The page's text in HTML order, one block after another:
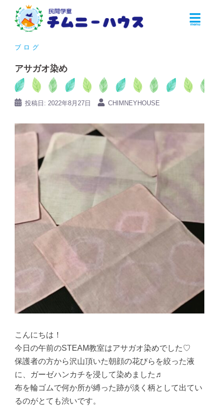
ブログ
アサガオ染め
投稿日: 2022年8月27日 CHIMNEYHOUSE
こんにちは！
今日の午前のSTEAM教室はアサガオ染めでした♡
保護者の方から沢山頂いた朝顔の花びらを絞った液
に、ガーゼハンカチを浸して染めました♬
布を輪ゴムで何か所が縛った跡が淡く柄として出てい
るのがとても渋いです。